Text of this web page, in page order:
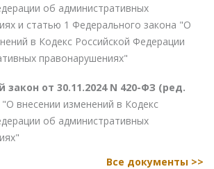
об административных
и статью 1 Федерального закона "О
в Кодекс Российской Федерации
правонарушениях"
от 30.11.2024 N 420-ФЗ (ред.
"О внесении изменений в Кодекс
об административных
Все документы >>